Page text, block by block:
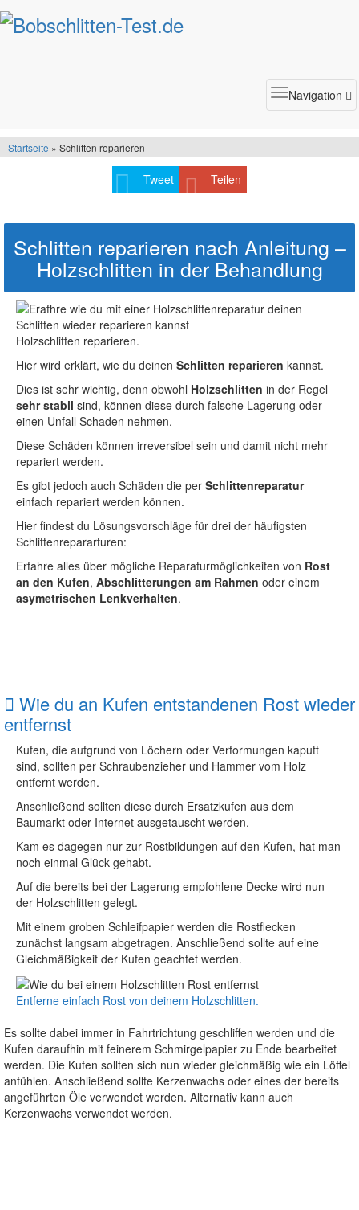
Toggle
Navigation
Startseite » Schlitten reparieren
Tweet Teilen
Schlitten reparieren nach Anleitung –
Holzschlitten in der Behandlung
Holzschlitten reparieren.
Hier wird erklärt, wie du deinen Schlitten reparieren kannst.
Dies ist sehr wichtig, denn obwohl Holzschlitten in der Regel
sehr stabil sind, können diese durch falsche Lagerung oder
einen Unfall Schaden nehmen.
Diese Schäden können irreversibel sein und damit nicht mehr
repariert werden.
Es gibt jedoch auch Schäden die per Schlittenreparatur
einfach repariert werden können.
Hier findest du Lösungsvorschläge für drei der häufigsten
Schlittenrepararturen:
Erfahre alles über mögliche Reparaturmöglichkeiten von Rost
an den Kufen, Abschlitterungen am Rahmen oder einem
asymetrischen Lenkverhalten.
Wie du an Kufen entstandenen Rost wieder
entfernst
Kufen, die aufgrund von Löchern oder Verformungen kaputt
sind, sollten per Schraubenzieher und Hammer vom Holz
entfernt werden.
Anschließend sollten diese durch Ersatzkufen aus dem
Baumarkt oder Internet ausgetauscht werden.
Kam es dagegen nur zur Rostbildungen auf den Kufen, hat man
noch einmal Glück gehabt.
Auf die bereits bei der Lagerung empfohlene Decke wird nun
der Holzschlitten gelegt.
Mit einem groben Schleifpapier werden die Rostflecken
zunächst langsam abgetragen. Anschließend sollte auf eine
Gleichmäßigkeit der Kufen geachtet werden.
Entferne einfach Rost von deinem Holzschlitten.
Es sollte dabei immer in Fahrtrichtung geschliffen werden und die
Kufen daraufhin mit feinerem Schmirgelpapier zu Ende bearbeitet
werden. Die Kufen sollten sich nun wieder gleichmäßig wie ein Löffel
anfühlen. Anschließend sollte Kerzenwachs oder eines der bereits
angeführten Öle verwendet werden. Alternativ kann auch
Kerzenwachs verwendet werden.